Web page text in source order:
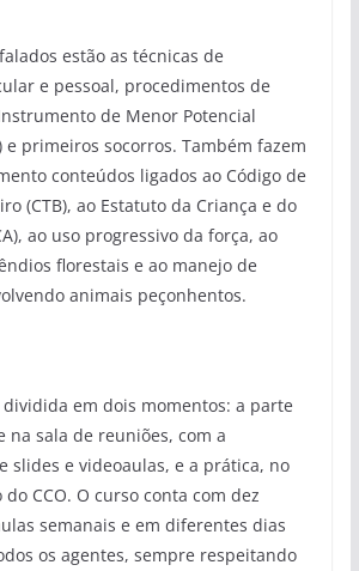
estão as técnicas de
e pessoal, procedimentos de
de Menor Potencial
e primeiros socorros. Também fazem
conteúdos ligados ao Código de
(CTB), ao Estatuto da Criança e do
ao uso progressivo da força, ao
florestais e ao manejo de
animais peçonhentos.
dividida em dois momentos: a parte
na sala de reuniões, com a
slides e videoaulas, e a prática, no
CCO. O curso conta com dez
semanais e em diferentes dias
os agentes, sempre respeitando